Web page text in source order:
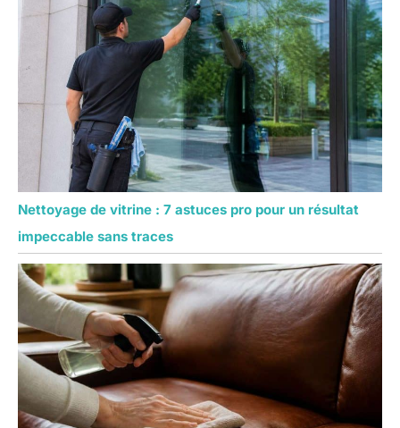
Nettoyage de vitrine : 7 astuces pro pour un résultat
impeccable sans traces